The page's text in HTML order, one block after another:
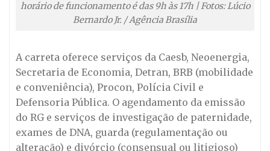
horário de funcionamento é das 9h às 17h | Fotos: Lúcio
Bernardo Jr. / Agência Brasília
A carreta oferece serviços da Caesb, Neoenergia,
Secretaria de Economia, Detran, BRB (mobilidade
e conveniência), Procon, Polícia Civil e
Defensoria Pública. O agendamento da emissão
do RG e serviços de investigação de paternidade,
exames de DNA, guarda (regulamentação ou
alteração) e divórcio (consensual ou litigioso)